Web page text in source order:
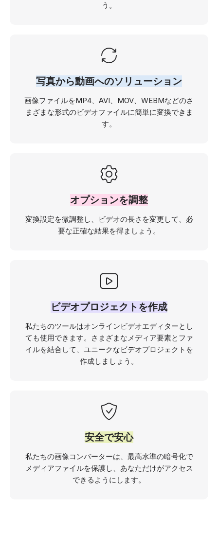
う。
写真から動画へのソリューション
画像ファイルをMP4、AVI、MOV、WEBMなどのさ
まざまな形式のビデオファイルに簡単に変換できま
す。
オプションを調整
変換設定を微調整し、ビデオの長さを変更して、必
要な正確な結果を得ましょう。
ビデオプロジェクトを作成
私たちのツールはオンラインビデオエディターとし
ても使用できます。さまざまなメディア要素とファ
イルを結合して、ユニークなビデオプロジェクトを
作成しましょう。
安全で安心
私たちの画像コンバーターは、最高水準の暗号化で
メディアファイルを保護し、あなただけがアクセス
できるようにします。